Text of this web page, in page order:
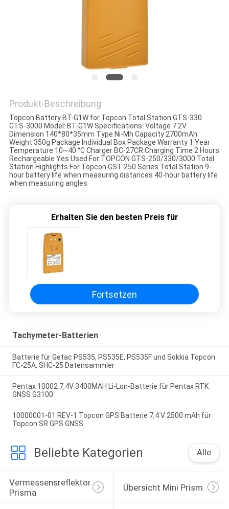
POLICY
Produkt-Beschreibung
Topcon Battery BT-G1W for Topcon Total Station GTS-330
GTS-3000 Model: BT-G1W Specifications: Voltage 7.2V
Dimension 140*80*35mm Type Ni-Mh Capacity 2700mAh
Weight 350g Package Individual Box Package Warranty 1 Year
Temperature 10~40 °C Charger BC-27CR Charging Time 2 Hours
Rechargeable Yes Used For TOPCON GTS-250/330/3000 Total
Station Highlights For Topcon GST-250 Series Total Station 9-
hour battery life when measuring distances 40-hour battery life
when measuring angles
Erhalten Sie den besten Preis für
Fortsetzen
Tachymeter-Batterien
Batterie für Getac PS535, PS535E, PS535F und Sokkia Topcon
FC-25A, SHC-25 Datensammler
Pentax 10002 7,4V 3400MAH Li-Lon-Batterie für Pentax RTK
GNSS G3100
10000001-01 REV-1 Topcon GPS Batterie 7,4 V 2500 mAh für
Topcon SR GPS GNSS
Beliebte Kategorien Alle
Vermessensreflektor-
Prisma
Übersicht Mini Prism